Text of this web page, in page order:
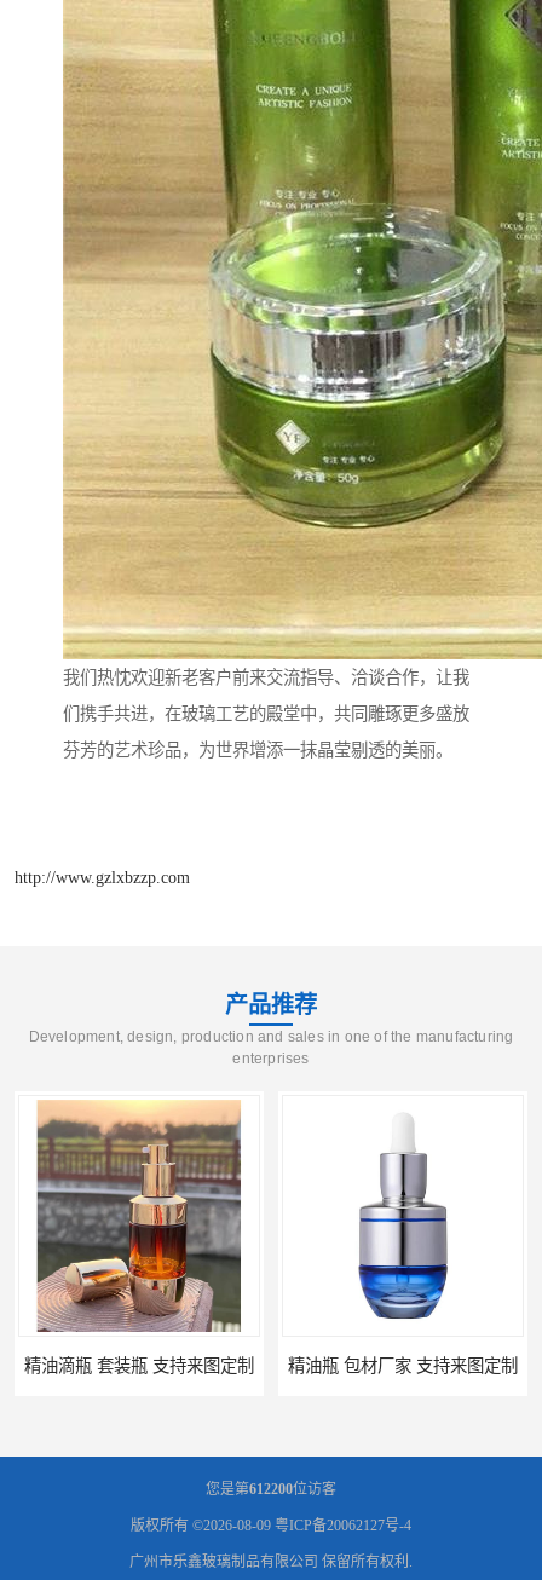
我们热忱欢迎新老客户前来交流指导、洽谈合作，让我
们携手共进，在玻璃工艺的殿堂中，共同雕琢更多盛放
芬芳的艺术珍品，为世界增添一抹晶莹剔透的美丽。
http://www.gzlxbzzp.com
产品推荐
Development, design, production and sales in one of the manufacturing
enterprises
精油滴瓶 套装瓶 支持来图定制 精油瓶 包材厂家 支持来图定制
您是第612200位访客
版权所有 ©2026-08-09 粤ICP备20062127号-4
广州市乐鑫玻璃制品有限公司 保留所有权利.